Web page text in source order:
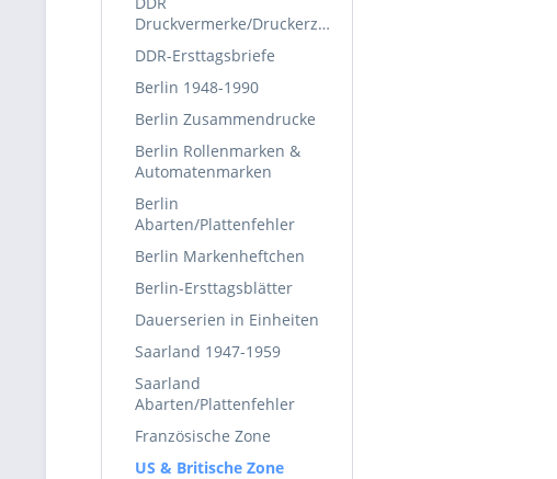
Druckvermerke/Druckerzeichen
DDR-Ersttagsbriefe
Berlin 1948-1990
Berlin Zusammendrucke
Berlin Rollenmarken &
Automatenmarken
Berlin
Abarten/Plattenfehler
Berlin Markenheftchen
Berlin-Ersttagsblätter
Dauerserien in Einheiten
Saarland 1947-1959
Saarland
Abarten/Plattenfehler
Französische Zone
US & Britische Zone